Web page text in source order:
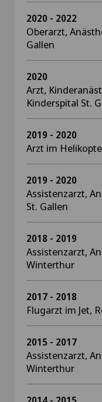
2020 - 2022
Oberarzt,
Gallen
2020
Arzt,
Kinderspital St.
2019 - 2020
Arzt im
2019 - 2020
Assistenzarzt,
St. Gallen
2018 - 2019
Assistenzarzt,
Winterthur
2017 - 2018
Flugarzt im Jet,
2015 - 2017
Assistenzarzt,
Winterthur